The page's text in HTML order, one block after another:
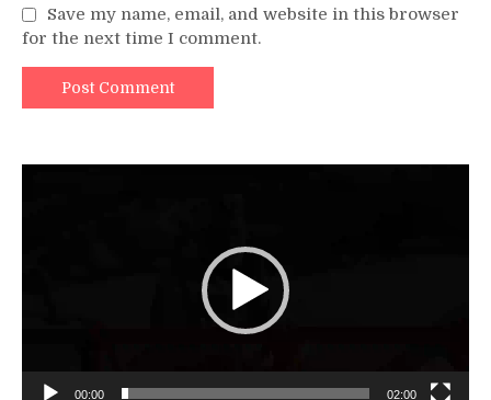
Save my name, email, and website in this browser
for the next time I comment.
00:00 02:00